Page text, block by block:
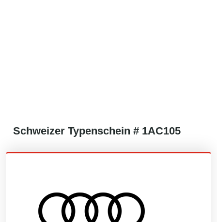
Schweizer Typenschein # 1AC105